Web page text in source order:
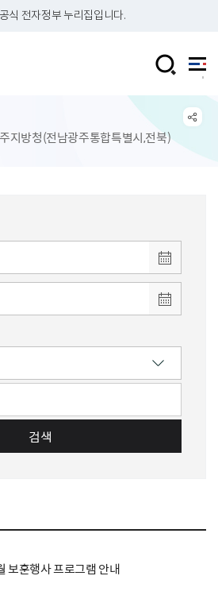
식 전자정부 누리집입니다.
지방청(전남광주통합특별시,전북)
검색
보훈행사 프로그램 안내